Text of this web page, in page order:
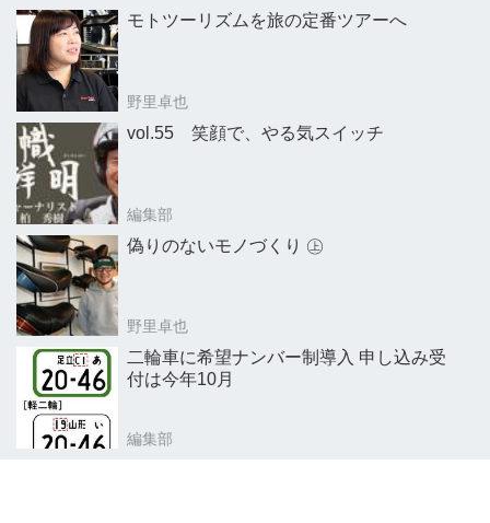
モトツーリズムを旅の定番ツアーへ
野里卓也
vol.55 笑顔で、やる気スイッチ
編集部
偽りのないモノづくり ㊤
野里卓也
二輪車に希望ナンバー制導入 申し込み受
付は今年10月
編集部